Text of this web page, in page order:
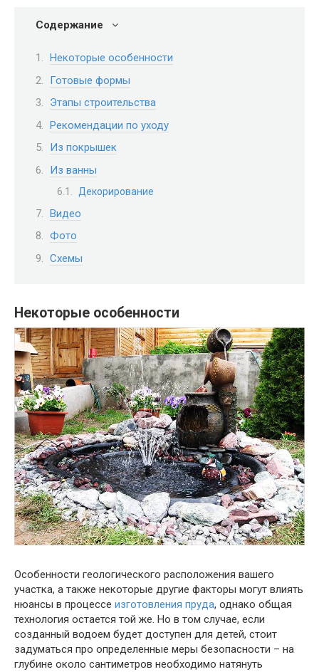
Содержание
Некоторые особенности
Готовые формы
Этапы строительства
Рекомендации по уходу
Из покрышек
Из ванны
Декорирование
Видео
Фото
Схемы
Некоторые особенности
Особенности геологического расположения вашего
участка, а также некоторые другие факторы могут влиять
нюансы в процессе изготовления пруда, однако общая
технология остается той же. Но в том случае, если
созданный водоем будет доступен для детей, стоит
задуматься про определенные меры безопасности – на
глубине около сантиметров необходимо натянуть